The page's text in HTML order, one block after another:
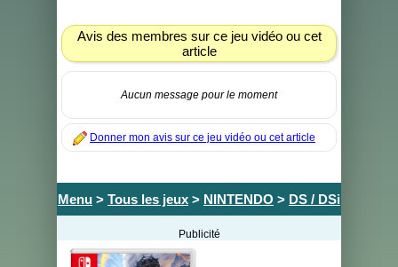
Avis des membres sur ce jeu vidéo ou cet
article
Aucun message pour le moment
Donner mon avis sur ce jeu vidéo ou cet article
Menu > Tous les jeux > NINTENDO > DS / DSi
Publicité